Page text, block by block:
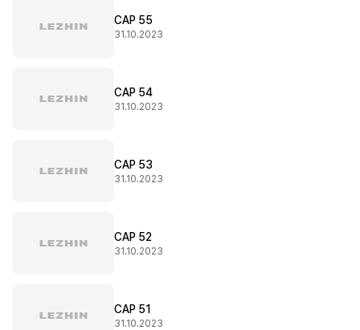
CAP 55
31.10.2023
CAP 54
31.10.2023
CAP 53
31.10.2023
CAP 52
31.10.2023
CAP 51
31.10.2023